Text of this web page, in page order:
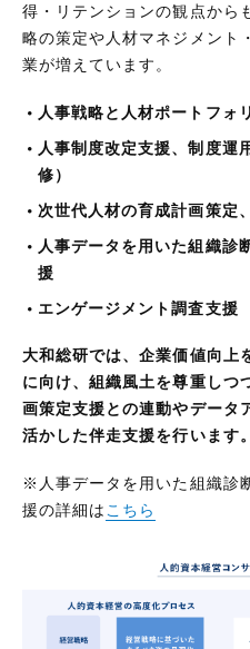
得・リテンションの観点から
略の策定や人材マネジメント
業が増えています。
人事戦略と人材ポートフォ
人事制度改定支援、制度運
修）
次世代人材の育成計画策定
人事データを用いた組織診
援
エンゲージメント調査支援
大和総研では、企業価値向上
に向け、組織風土を尊重しつ
画策定支援との連動やデータ
活かした伴走支援を行います。
※人事データを​用いた​組織診
援の​詳細は ​こちら